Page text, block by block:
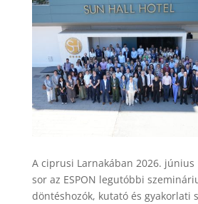
A ciprusi Larnakában 2026.
sor az ESPON legutóbbi
döntéshozók, kutató és gyakorlati